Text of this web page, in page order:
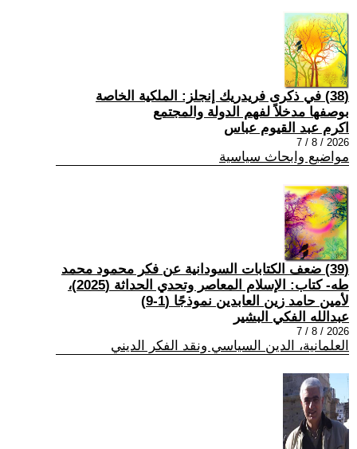
(38) في ذكرى فريدريك إنجلز: الملكية الخاصة
بوصفها مدخلاً لفهم الدولة والمجتمع
اكرم عبد القيوم عباس
2026 / 8 / 7
مواضيع وابحاث سياسية
(39) ضعف الكتابات السودانية عن فكر محمود محمد
طه- كتاب: الإسلام المعاصر وتحدي الحداثة (2025)،
لأمين حامد زين العابدين نموذجًا (1-9)
عبدالله الفكي البشير
2026 / 8 / 7
العلمانية، الدين السياسي ونقد الفكر الديني